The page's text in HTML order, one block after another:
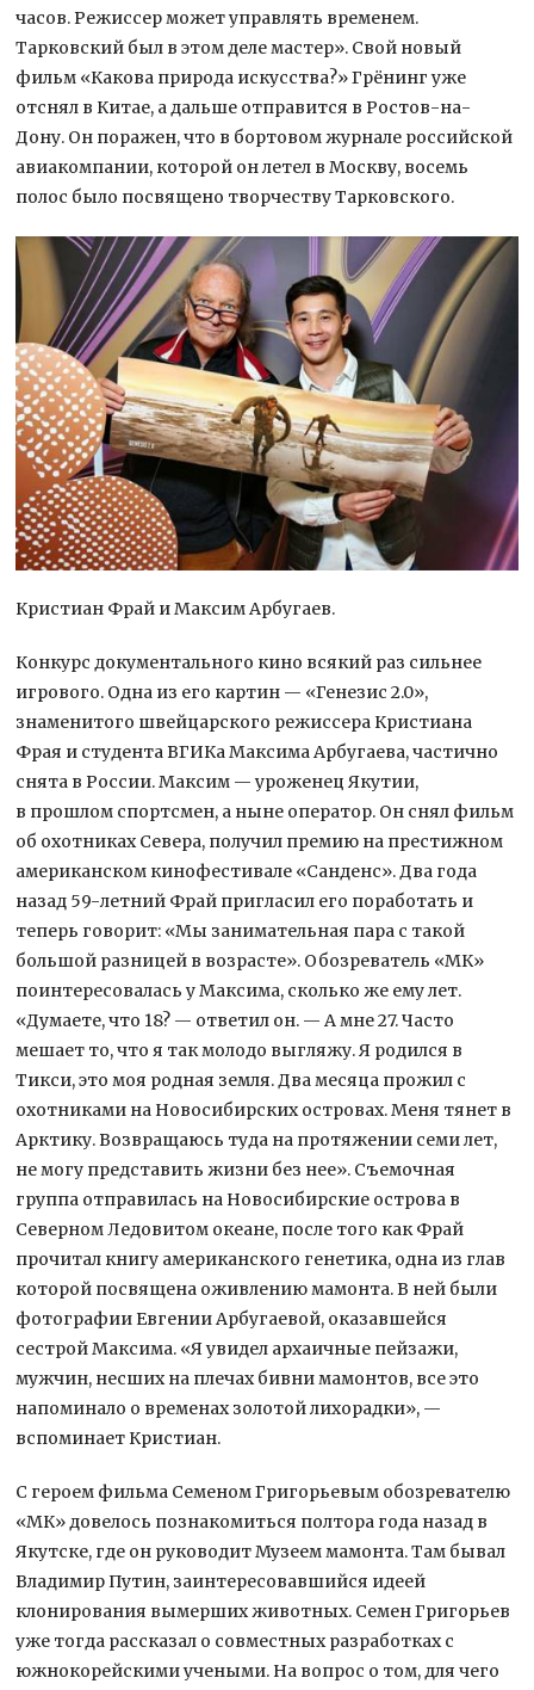
часов. Режиссер может управлять временем.
Тарковский был в этом деле мастер». Свой новый
фильм «Какова природа искусства?» Грёнинг уже
отснял в Китае, а дальше отправится в Ростов-на-
Дону. Он поражен, что в бортовом журнале российской
авиакомпании, которой он летел в Москву, восемь
полос было посвящено творчеству Тарковского.
Кристиан Фрай и Максим Арбугаев.
Конкурс документального кино всякий раз сильнее
игрового. Одна из его картин — «Генезис 2.0»,
знаменитого швейцарского режиссера Кристиана
Фрая и студента ВГИКа Максима Арбугаева, частично
снята в России. Максим — уроженец Якутии,
в прошлом спортсмен, а ныне оператор. Он снял фильм
об охотниках Севера, получил премию на престижном
американском кинофестивале «Санденс». Два года
назад 59-летний Фрай пригласил его поработать и
теперь говорит: «Мы занимательная пара с такой
большой разницей в возрасте». Обозреватель «МК»
поинтересовалась у Максима, сколько же ему лет.
«Думаете, что 18? — ответил он. — А мне 27. Часто
мешает то, что я так молодо выгляжу. Я родился в
Тикси, это моя родная земля. Два месяца прожил с
охотниками на Новосибирских островах. Меня тянет в
Арктику. Возвращаюсь туда на протяжении семи лет,
не могу представить жизни без нее». Съемочная
группа отправилась на Новосибирские острова в
Северном Ледовитом океане, после того как Фрай
прочитал книгу американского генетика, одна из глав
которой посвящена оживлению мамонта. В ней были
фотографии Евгении Арбугаевой, оказавшейся
сестрой Максима. «Я увидел архаичные пейзажи,
мужчин, несших на плечах бивни мамонтов, все это
напоминало о временах золотой лихорадки», —
вспоминает Кристиан.
С героем фильма Семеном Григорьевым обозревателю
«МК» довелось познакомиться полтора года назад в
Якутске, где он руководит Музеем мамонта. Там бывал
Владимир Путин, заинтересовавшийся идеей
клонирования вымерших животных. Семен Григорьев
уже тогда рассказал о совместных разработках с
южнокорейскими учеными. На вопрос о том, для чего